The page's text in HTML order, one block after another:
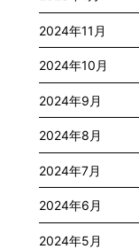
2024年11月
2024年10月
2024年9月
2024年8月
2024年7月
2024年6月
2024年5月